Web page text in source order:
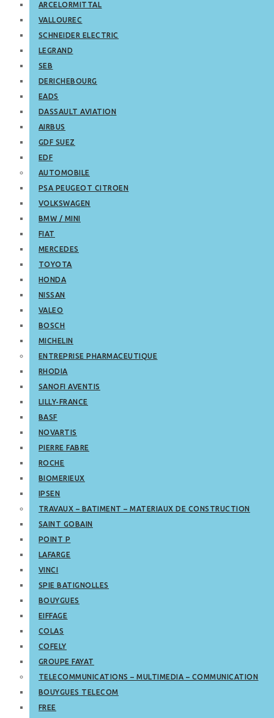
ARCELORMITTAL
VALLOUREC
SCHNEIDER ELECTRIC
LEGRAND
SEB
DERICHEBOURG
EADS
DASSAULT AVIATION
AIRBUS
GDF SUEZ
EDF
AUTOMOBILE
PSA PEUGEOT CITROEN
VOLKSWAGEN
BMW / MINI
FIAT
MERCEDES
TOYOTA
HONDA
NISSAN
VALEO
BOSCH
MICHELIN
ENTREPRISE PHARMACEUTIQUE
RHODIA
SANOFI AVENTIS
LILLY-FRANCE
BASF
NOVARTIS
PIERRE FABRE
ROCHE
BIOMERIEUX
IPSEN
TRAVAUX – BATIMENT – MATERIAUX DE CONSTRUCTION
SAINT GOBAIN
POINT P
LAFARGE
VINCI
SPIE BATIGNOLLES
BOUYGUES
EIFFAGE
COLAS
COFELY
GROUPE FAYAT
TELECOMMUNICATIONS – MULTIMEDIA – COMMUNICATION
BOUYGUES TELECOM
FREE